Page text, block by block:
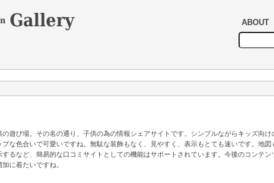
ABOUT
の遊び場。その名の通り、子供の為の情報シェアサイトです。シンプルながらキッズ向け
プな色合いで可愛いですね。無駄な装飾もなく、見やすく、表示もとても速いです。地図
するなど、簡易的な口コミサイトとしての機能はサポートされています。今後のコンテン
加に着たいですね。